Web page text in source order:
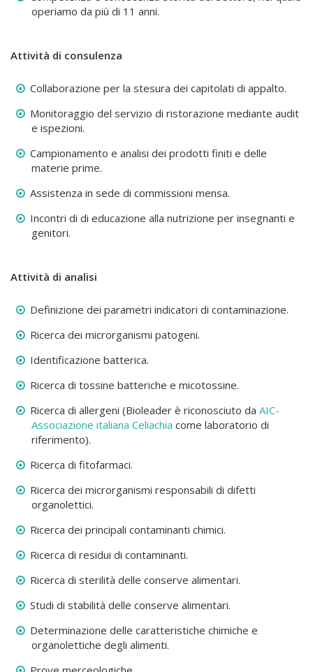
operiamo da più di 11 anni.
Attività di consulenza
Collaborazione per la stesura dei capitolati di appalto.
Monitoraggio del servizio di ristorazione mediante audit
e ispezioni.
Campionamento e analisi dei prodotti finiti e delle
materie prime.
Assistenza in sede di commissioni mensa.
Incontri di di educazione alla nutrizione per insegnanti e
genitori.
Attività di analisi
Definizione dei parametri indicatori di contaminazione.
Ricerca dei microrganismi patogeni.
Identificazione batterica.
Ricerca di tossine batteriche e micotossine.
Ricerca di allergeni (Bioleader è riconosciuto da AIC-
Associazione italiana Celiachia come laboratorio di
riferimento).
Ricerca di fitofarmaci.
Ricerca dei microrganismi responsabili di difetti
organolettici.
Ricerca dei principali contaminanti chimici.
Ricerca di residui di contaminanti.
Ricerca di sterilità delle conserve alimentari.
Studi di stabilità delle conserve alimentari.
Determinazione delle caratteristiche chimiche e
organolettiche degli alimenti.